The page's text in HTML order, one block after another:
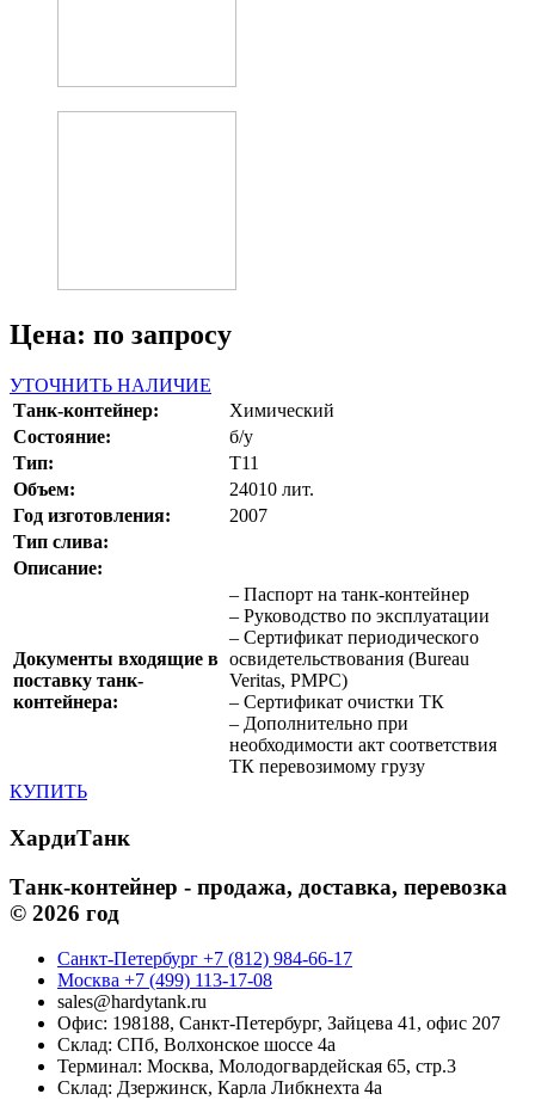
Цена: по запросу
УТОЧНИТЬ НАЛИЧИЕ
Танк-контейнер:
Химический
Состояние:
б/у
Тип:
Т11
Объем:
24010 лит.
Год изготовления:
2007
Тип слива:
Описание:
Документы входящие в
поставку танк-
контейнера:
– Паспорт на танк-контейнер
– Руководство по эксплуатации
– Сертификат периодического
освидетельствования (Bureau
Veritas, РМРС)
– Сертификат очистки ТК
– Дополнительно при
необходимости акт соответствия
ТК перевозимому грузу
КУПИТЬ
ХардиТанк
Танк-контейнер - продажа, доставка, перевозка
© 2026 год
Санкт-Петербург +7 (812) 984-66-17
Москва +7 (499) 113-17-08
sales@hardytank.ru
Офис: 198188, Санкт-Петербург, Зайцева 41, офис 207
Склад: СПб, Волхонское шоссе 4а
Терминал: Москва, Молодогвардейская 65, стр.3
Склад: Дзержинск, Карла Либкнехта 4а